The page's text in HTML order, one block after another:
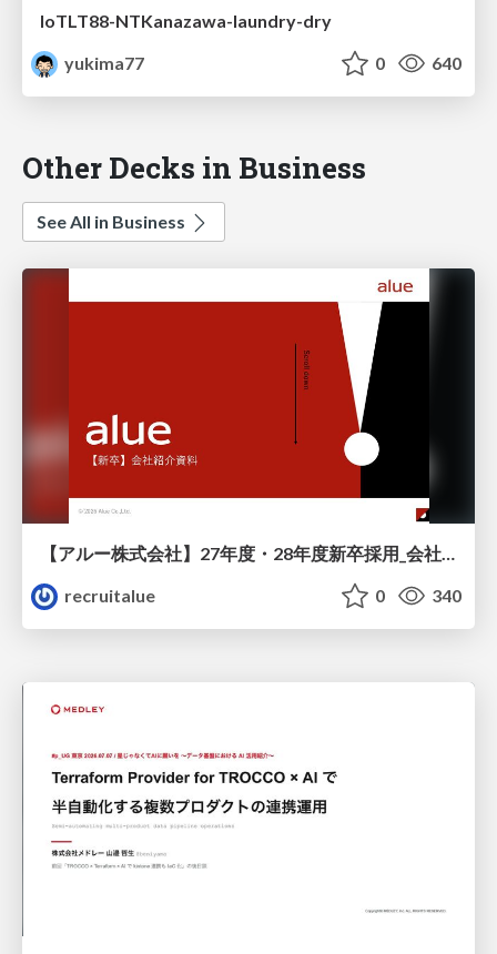
IoTLT88-NTKanazawa-laundry-dry
yukima77
0 640
Other Decks in Business
See All in Business
recruitalue
0 340